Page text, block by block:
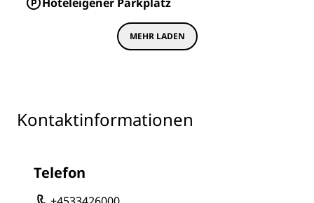
MEHR LADEN
Kontaktinformationen
Telefon